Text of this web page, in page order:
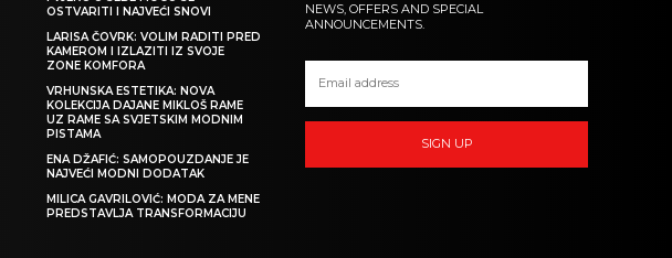
OSTVARITI I NAJVEĆI SNOVI
LARISA ČOVRK: VOLIM RADITI PRED
KAMEROM I IZLAZITI IZ SVOJE
ZONE KOMFORA
VRHUNSKA ESTETIKA: NOVA
KOLEKCIJA DAJANE MIKLOŠ RAME
UZ RAME SA SVJETSKIM MODNIM
PISTAMA
ENA DŽAFIĆ: SAMOPOUZDANJE JE
NAJVEĆI MODNI DODATAK
MILICA GAVRILOVIĆ: MODA ZA MENE
PREDSTAVLJA TRANSFORMACIJU
NEWS, OFFERS AND SPECIAL
ANNOUNCEMENTS.
SIGN UP